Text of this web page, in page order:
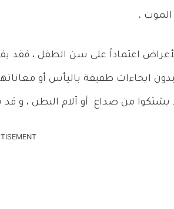
اعتماداً على سن الطفل ، فقد
ايحاءات طفيفة باليأس أو
يشتكوا من صداع أو آلام البطن ، و